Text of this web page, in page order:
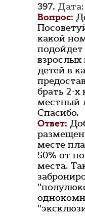
397. Дата:
Вопрос:
какой
подойдет
взрослых
детей в
брать 2-
местный
Спасибо.
Ответ:
месте
50% от
места.